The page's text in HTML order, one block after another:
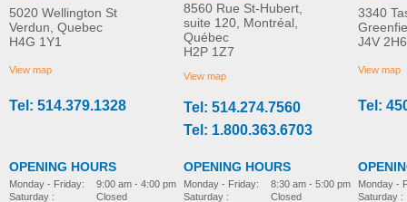
5020 Wellington St
Verdun, Quebec
H4G 1Y1
View map
Tel: 514.379.1328
OPENING HOURS
Monday - Friday:
Saturday :
9:00 am - 4:00 pm
Closed
8560 Rue St-Hubert,
suite 120, Montréal,
Québec
H2P 1Z7
View map
Tel: 514.274.7560
Tel: 1.800.363.6703
OPENING HOURS
Monday - Friday:
Saturday :
8:30 am - 5:00 pm
Closed
3340
J4V 2H6
View map
Tel:
Monday -
Saturday :